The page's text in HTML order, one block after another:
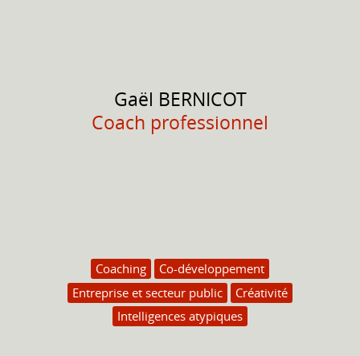
Gaël BERNICOT
Coach professionnel
Coaching
Co-développement
Entreprise et secteur public
Créativité
Intelligences atypiques